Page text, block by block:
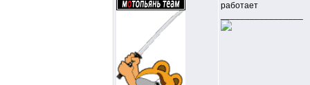
работает